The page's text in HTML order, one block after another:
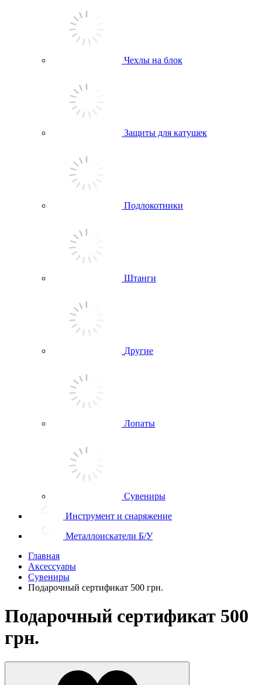
Чехлы на блок
Защиты для катушек
Подлокотники
Штанги
Другие
Лопаты
Сувениры
Инструмент и снаряжение
Металлоискатели Б/У
Главная
Аксессуары
Сувениры
Подарочный сертификат 500 грн.
Подарочный сертификат 500
грн.